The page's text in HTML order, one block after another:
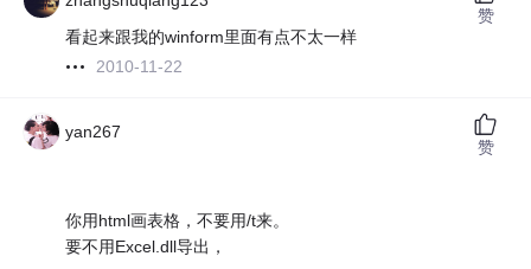
看起来跟我的winform里面有点不太一样
2010-11-22
赞
yan267
你用html画表格，不要用/t来。
要不用Excel.dll导出，
赞